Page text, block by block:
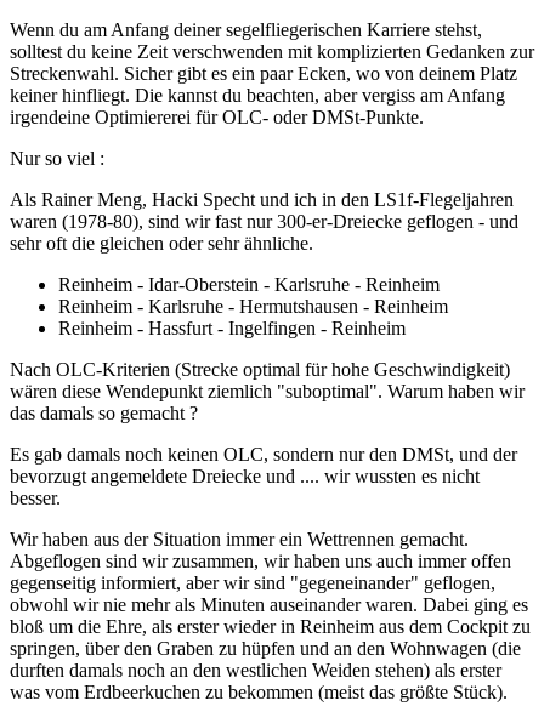
Wenn du am Anfang deiner segelfliegerischen Karriere stehst,
solltest du keine Zeit verschwenden mit komplizierten Gedanken zur
Streckenwahl. Sicher gibt es ein paar Ecken, wo von deinem Platz
keiner hinfliegt. Die kannst du beachten, aber vergiss am Anfang
irgendeine Optimiererei für OLC- oder DMSt-Punkte.
Nur so viel :
Als Rainer Meng, Hacki Specht und ich in den LS1f-Flegeljahren
waren (1978-80), sind wir fast nur 300-er-Dreiecke geflogen - und
sehr oft die gleichen oder sehr ähnliche.
Reinheim - Idar-Oberstein - Karlsruhe - Reinheim
Reinheim - Karlsruhe - Hermutshausen - Reinheim
Reinheim - Hassfurt - Ingelfingen - Reinheim
Nach OLC-Kriterien (Strecke optimal für hohe Geschwindigkeit)
wären diese Wendepunkt ziemlich "suboptimal". Warum haben wir
das damals so gemacht ?
Es gab damals noch keinen OLC, sondern nur den DMSt, und der
bevorzugt angemeldete Dreiecke und .... wir wussten es nicht
besser.
Wir haben aus der Situation immer ein Wettrennen gemacht.
Abgeflogen sind wir zusammen, wir haben uns auch immer offen
gegenseitig informiert, aber wir sind "gegeneinander" geflogen,
obwohl wir nie mehr als Minuten auseinander waren. Dabei ging es
bloß um die Ehre, als erster wieder in Reinheim aus dem Cockpit zu
springen, über den Graben zu hüpfen und an den Wohnwagen (die
durften damals noch an den westlichen Weiden stehen) als erster
was vom Erdbeerkuchen zu bekommen (meist das größte Stück).